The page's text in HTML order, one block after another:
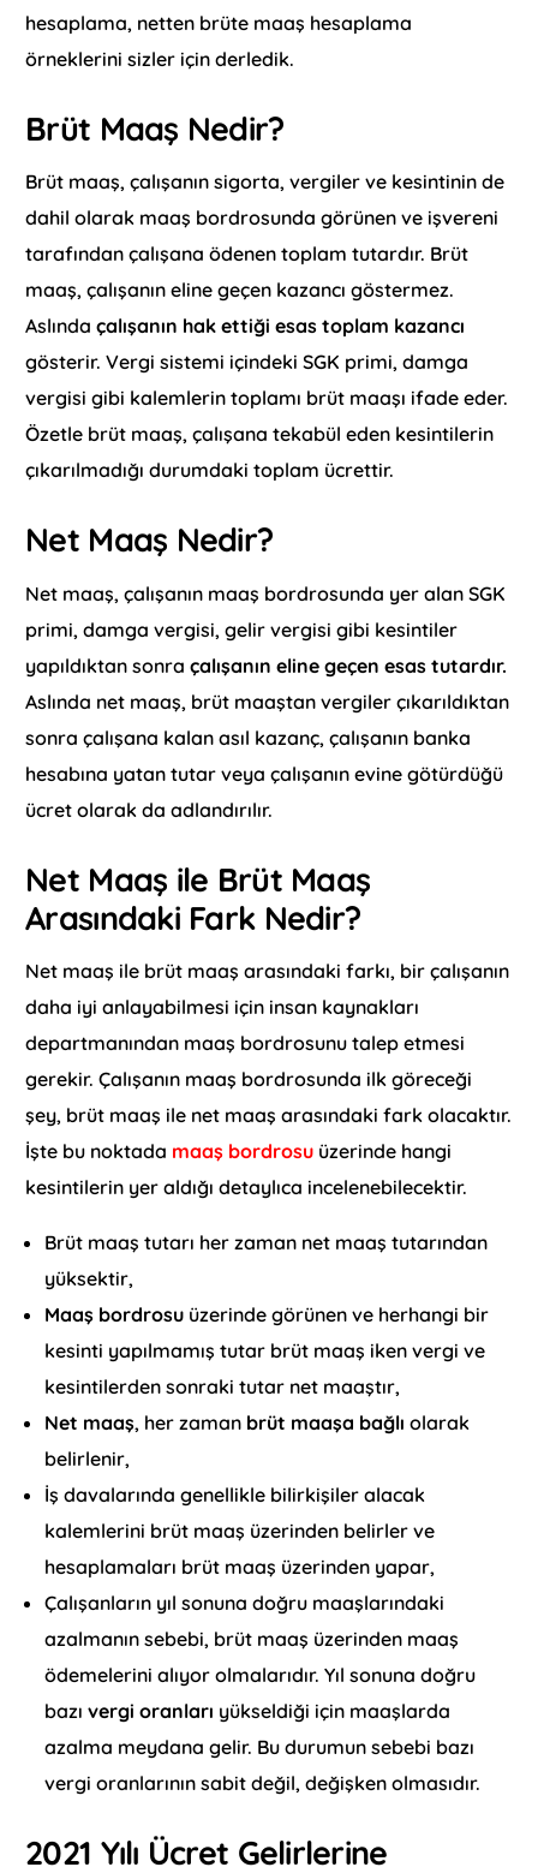
hesaplama, netten brüte maaş hesaplama
örneklerini sizler için derledik.
Brüt Maaş Nedir?
Brüt maaş, çalışanın sigorta, vergiler ve kesintinin de
dahil olarak maaş bordrosunda görünen ve işvereni
tarafından çalışana ödenen toplam tutardır. Brüt
maaş, çalışanın eline geçen kazancı göstermez.
Aslındaçalışanın hak ettiği esas toplam kazancı
gösterir. Vergi sistemi içindeki SGK primi, damga
vergisi gibi kalemlerin toplamı brüt maaşı ifade eder.
Özetle brüt maaş, çalışana tekabül eden kesintilerin
çıkarılmadığı durumdaki toplam ücrettir.
Net Maaş Nedir?
Net maaş, çalışanın maaş bordrosunda yer alan SGK
primi, damga vergisi, gelir vergisi gibi kesintiler
yapıldıktan sonraçalışanın eline geçen esas tutardır.
Aslında net maaş, brüt maaştan vergiler çıkarıldıktan
sonra çalışana kalan asıl kazanç, çalışanın banka
hesabına yatan tutar veya çalışanın evine götürdüğü
ücret olarak da adlandırılır.
Net Maaş ile Brüt Maaş
Arasındaki Fark Nedir?
Net maaş ile brüt maaş arasındaki farkı, bir çalışanın
daha iyi anlayabilmesi için insan kaynakları
departmanından maaş bordrosunu talep etmesi
gerekir. Çalışanın maaş bordrosunda ilk göreceği
şey, brüt maaş ile net maaş arasındaki fark olacaktır.
İşte bu noktada maaş bordrosu üzerinde hangi
kesintilerin yer aldığı detaylıca incelenebilecektir.
Brüt maaş tutarı her zaman net maaş tutarından
yüksektir,
Maaş bordrosu üzerinde görünen ve herhangi bir
kesinti yapılmamış tutar brüt maaş iken vergi ve
kesintilerden sonraki tutar net maaştır,
Net maaş, her zaman brüt maaşa bağlı olarak
belirlenir,
İş davalarında genellikle bilirkişiler alacak
kalemlerini brüt maaş üzerinden belirler ve
hesaplamaları brüt maaş üzerinden yapar,
Çalışanların yıl sonuna doğru maaşlarındaki
azalmanın sebebi, brüt maaş üzerinden maaş
ödemelerini alıyor olmalarıdır. Yıl sonuna doğru
bazıvergi oranları yükseldiği için maaşlarda
azalma meydana gelir. Bu durumun sebebi bazı
vergi oranlarının sabit değil, değişken olmasıdır.
2021 Yılı Ücret Gelirlerine